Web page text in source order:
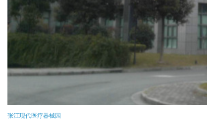
张江现代医疗器械园